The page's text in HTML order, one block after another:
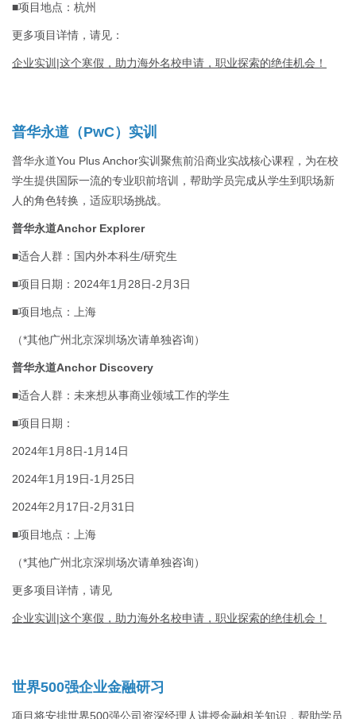
■项目地点：杭州
更多项目详情，请见：
企业实训|这个寒假，助力海外名校申请，职业探索的绝佳机会！
普华永道（PwC）实训
普华永道You Plus Anchor实训聚焦前沿商业实战核心课程，为在校
学生提供国际一流的专业职前培训，帮助学员完成从学生到职场新
人的角色转换，适应职场挑战。
普华永道Anchor Explorer
■适合人群：国内外本科生/研究生
■项目日期：2024年1月28日-2月3日
■项目地点：上海
（*其他广州北京深圳场次请单独咨询）
普华永道Anchor Discovery
■适合人群：未来想从事商业领域工作的学生
■项目日期：
2024年1月8日-1月14日
2024年1月19日-1月25日
2024年2月17日-2月31日
■项目地点：上海
（*其他广州北京深圳场次请单独咨询）
更多项目详情，请见
企业实训|这个寒假，助力海外名校申请，职业探索的绝佳机会！
世界500强企业金融研习
项目将安排世界500强公司资深经理人讲授金融相关知识，帮助学员